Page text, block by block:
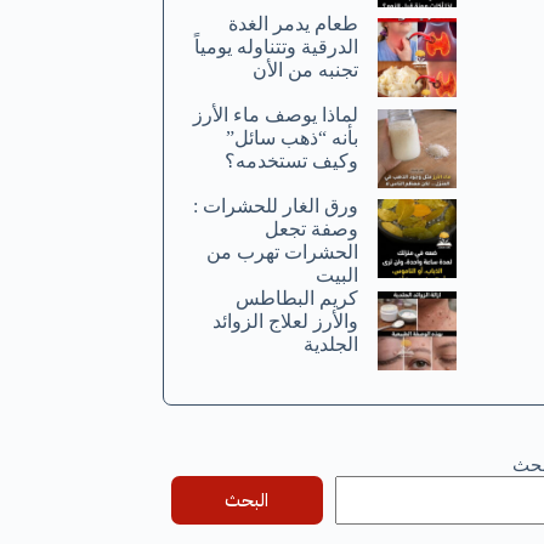
طعام يدمر الغدة
الدرقية وتتناوله يومياً
تجنبه من الأن
لماذا يوصف ماء الأرز
بأنه “ذهب سائل”
وكيف تستخدمه؟
ورق الغار للحشرات :
وصفة تجعل
الحشرات تهرب من
البيت
كريم البطاطس
والأرز لعلاج الزوائد
الجلدية
البحث